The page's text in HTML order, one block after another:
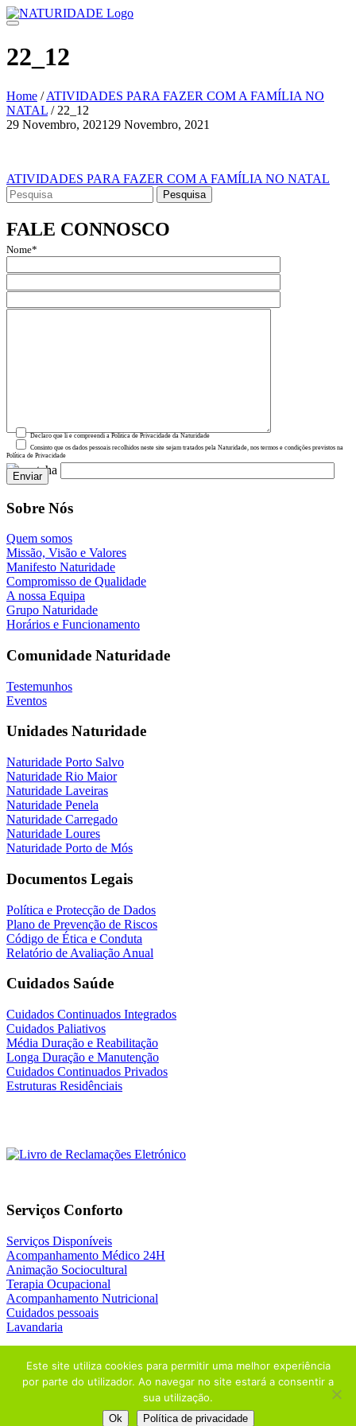
Skip
to
22_12
Home / ATIVIDADES PARA FAZER COM A FAMÍLIA NO
NATAL / 22_12
29 Novembro, 2021 29 Novembro, 2021
artigos
Navegação
de
artigos
ATIVIDADES PARA FAZER COM A FAMÍLIA NO NATAL
Search
for:
FALE CONNOSCO
Nome*
Declaro que li e compreendi a Política de Privacidade da Naturidade
Consinto que os dados pessoais recolhidos neste site sejam tratados pela Naturidade, nos termos e condições previstos na
Política de Privacidade
Sobre Nós
Quem somos
Missão, Visão e Valores
Manifesto Naturidade
Compromisso de Qualidade
A nossa Equipa
Grupo Naturidade
Horários e Funcionamento
Comunidade Naturidade
Testemunhos
Eventos
Unidades Naturidade
Naturidade Porto Salvo
Naturidade Rio Maior
Naturidade Laveiras
Naturidade Penela
Naturidade Carregado
Naturidade Loures
Naturidade Porto de Mós
Documentos Legais
Política e Protecção de Dados
Plano de Prevenção de Riscos
Código de Ética e Conduta
Relatório de Avaliação Anual
Cuidados Saúde
Cuidados Continuados Integrados
Cuidados Paliativos
Média Duração e Reabilitação
Longa Duração e Manutenção
Cuidados Continuados Privados
Estruturas Residênciais
Serviços Conforto
Serviços Disponíveis
Acompanhamento Médico 24H
Animação Sociocultural
Terapia Ocupacional
Acompanhamento Nutricional
Cuidados pessoais
Lavandaria
NATURIDADE | Design byADDAPT+
Este site utiliza cookies para permitir uma melhor experiência
por parte do utilizador. Ao navegar no site estará a consentir a
sua utilização.
Ok Política de privacidade